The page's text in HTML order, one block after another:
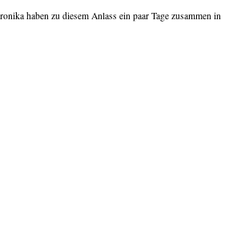
haben zu diesem Anlass ein paar Tage zusammen in